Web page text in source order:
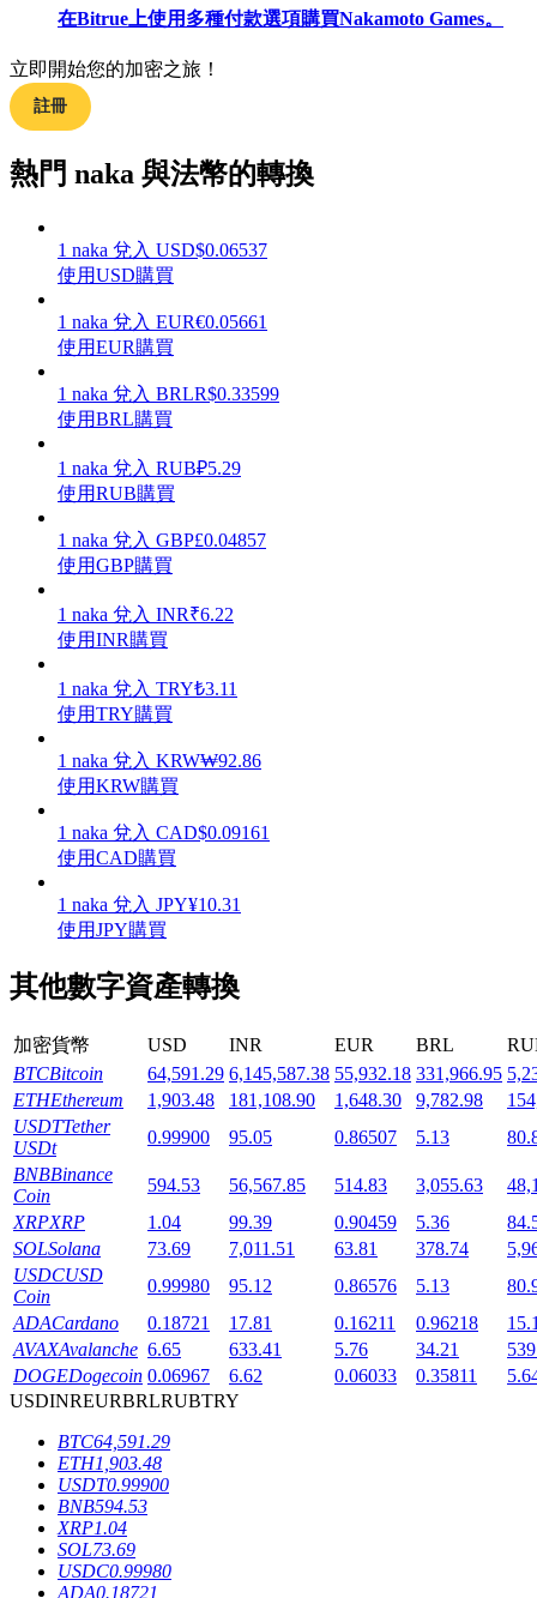
理財
使您的資產穩定增值
一鍵質押鎖定高收益
活期質押獲得熱門資產
鎖倉BTR
輕鬆獲得多重福利
借貸寶
借貸數字貨幣，及時且安全的服務
在Bitrue上使用多種付款選項購買Nakamoto Games。
立即開始您的加密之旅！
註冊
熱門 naka 與法幣的轉換
1 naka 兌入 USD$0.06537
使用USD購買
1 naka 兌入 EUR€0.05661
使用EUR購買
1 naka 兌入 BRLR$0.33599
使用BRL購買
1 naka 兌入 RUB₽5.29
使用RUB購買
1 naka 兌入 GBP£0.04857
使用GBP購買
1 naka 兌入 INR₹6.22
使用INR購買
1 naka 兌入 TRY₺3.11
使用TRY購買
1 naka 兌入 KRW₩92.86
使用KRW購買
1 naka 兌入 CAD$0.09161
使用CAD購買
1 naka 兌入 JPY¥10.31
使用JPY購買
其他數字資產轉換
加密貨幣 USD INR EUR BRL
BTCBitcoin 64,591.29 6,145,587.38 55,932.18 331,966.95
ETHEthereum 1,903.48 181,108.90 1,648.30 9,782.98
USDTTether
USDt
0.99900 95.05 0.86507 5.13
BNBBinance
Coin
594.53 56,567.85 514.83 3,055.63
XRPXRP 1.04 99.39 0.90459 5.36
SOLSolana 73.69 7,011.51 63.81 378.74
USDCUSD
Coin
0.99980 95.12 0.86576 5.13
ADACardano 0.18721 17.81 0.16211 0.96218
AVAXAvalanche 6.65 633.41 5.76 34.21
DOGEDogecoin 0.06967 6.62 0.06033 0.35811
USDINREURBRLRUBTRY
BTC64,591.29
ETH1,903.48
USDT0.99900
BNB594.53
XRP1.04
SOL73.69
USDC0.99980
ADA0.18721